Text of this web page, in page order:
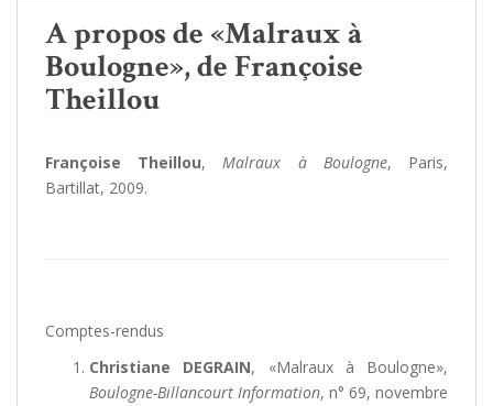
A propos de «Malraux à
Boulogne», de Françoise
Theillou
Françoise Theillou,Malraux à Boulogne, Paris,
Bartillat, 2009.
Comptes-rendus
Christiane DEGRAIN, «Malraux à Boulogne»,
Boulogne-Billancourt Information, n° 69, novembre